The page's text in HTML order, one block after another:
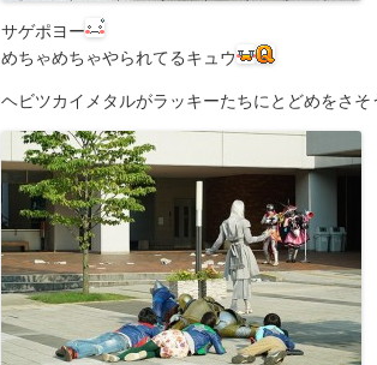
サゲポヨー
めちゃめちゃやられてるキュウ
ヘビツカイメタルがラッキーたちにとどめをさそ